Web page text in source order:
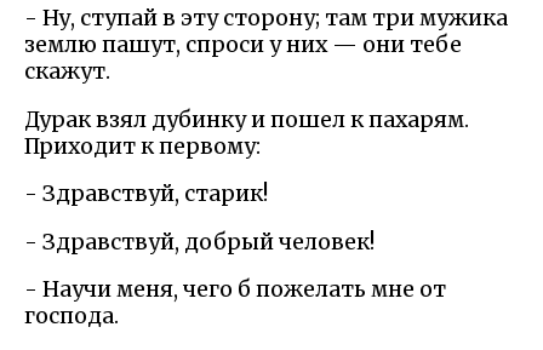
- Ну, ступай в эту сторону; там три мужика
землю пашут, спроси у них — они тебе
скажут.
Дурак взял дубинку и пошел к пахарям.
Приходит к первому:
- Здравствуй, старик!
- Здравствуй, добрый человек!
- Научи меня, чего б пожелать мне от
господа.